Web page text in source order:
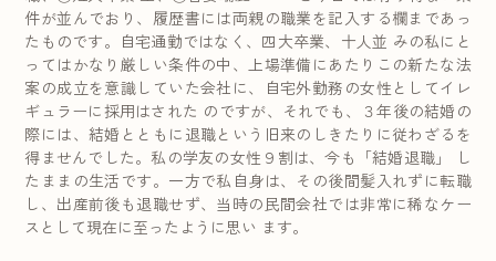
件が並んでおり、履歴書には両親の職業を記入する欄まであっ
たものです。自宅通勤ではなく、四大卒業、十人並 みの私にと
ってはかなり厳しい条件の中、上場準備にあたりこの新たな法
案の成立を意識していた会社に、自宅外勤務の女性としてイレ
ギュラーに採用はされた のですが、それでも、３年後の結婚の
際には、結婚とともに退職という旧来のしきたりに従わざるを
得ませんでした。私の学友の女性９割は、今も「結婚退職」 し
たままの生活です。一方で私自身は、その後間髪入れずに転職
し、出産前後も退職せず、当時の民間会社では非常に稀なケー
スとして現在に至ったように思い ます。